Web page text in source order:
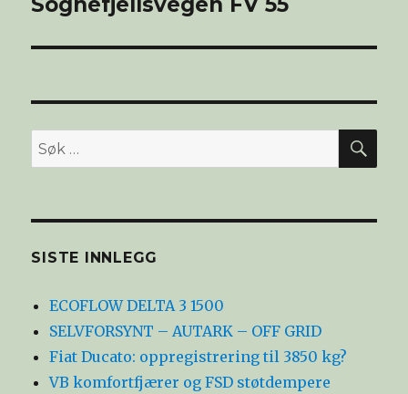
Søk
etter:
SISTE INNLEGG
ECOFLOW DELTA 3 1500
SELVFORSYNT – AUTARK – OFF GRID
Fiat Ducato: oppregistrering til 3850 kg?
VB komfortfjærer og FSD støtdempere